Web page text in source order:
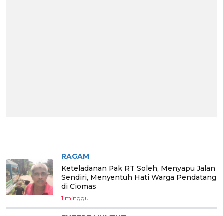
RAGAM
Keteladanan Pak RT Soleh, Menyapu Jalan
Sendiri, Menyentuh Hati Warga Pendatang
di Ciomas
1 minggu